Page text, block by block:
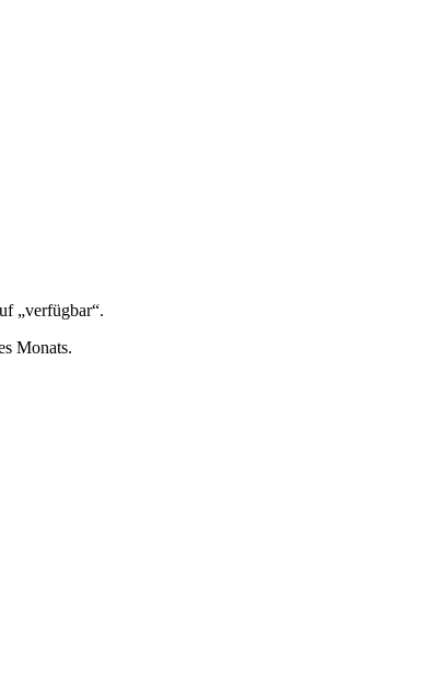
„ver­füg­bar“.
Monats.